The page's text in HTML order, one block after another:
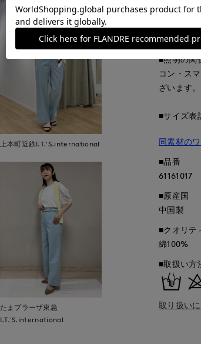
上本町近鉄I.T.'S.international
たまプラーザ東急
I.T.'S.international
■サンプル
画像の商
が若干変
■照明の関
コン・ス
ざいます。
■サイズ表
同素材の
■品番
61161017
■原産国
中国製
■クオリテ
綿100%
■取扱い方
取り扱い